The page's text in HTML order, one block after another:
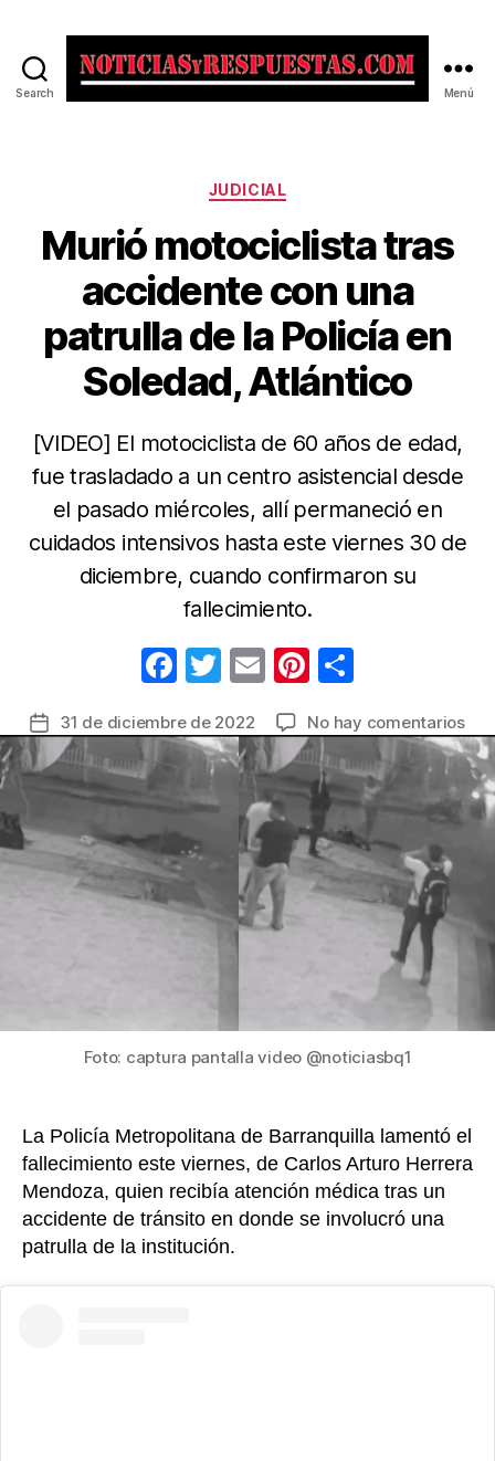
Search Menú
Categorías
JUDICIAL
Murió motociclista tras
accidente con una
patrulla de la Policía en
Soledad, Atlántico
[VIDEO] El motociclista de 60 años de edad,
fue trasladado a un centro asistencial desde
el pasado miércoles, allí permaneció en
cuidados intensivos hasta este viernes 30 de
diciembre, cuando confirmaron su
fallecimiento.
F
c
e
b
o
k
T
itt
er
E
ail
Pi
er
e
st
m
p
ar
tir
Fecha
la
entrada
31 de diciembre de 2022 No hay comentariosen
tras
Foto: captura pantalla video @noticiasbq1
La Policía Metropolitana de Barranquilla lamentó el
fallecimiento este viernes, de Carlos Arturo Herrera
Mendoza, quien recibía atención médica tras un
accidente de tránsito en donde se involucró una
patrulla de la institución.